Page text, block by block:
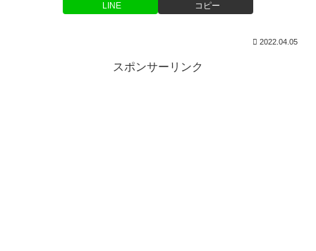
LINE コピー
2022.04.05
スポンサーリンク